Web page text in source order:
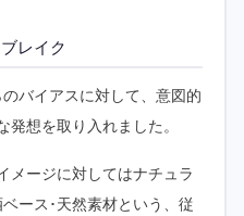
レイク
バイアスに対して、意図的
想を取り入れました。
メージに対してはナチュラ
ース･天然素材という、従